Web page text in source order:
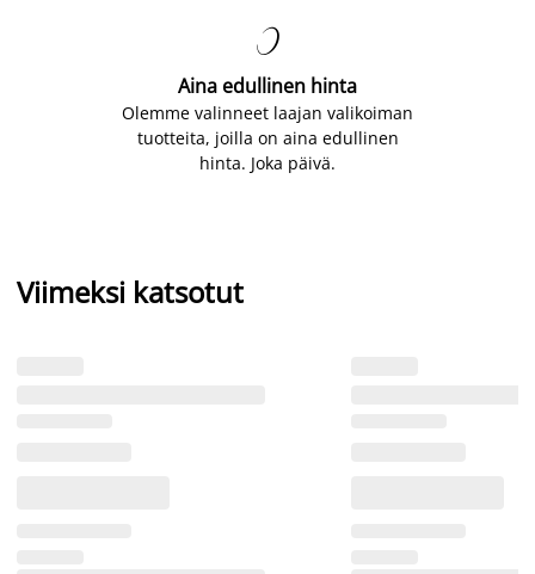

Aina edullinen hinta
Olemme valinneet laajan valikoiman
tuotteita, joilla on aina edullinen
hinta. Joka päivä.
Viimeksi katsotut